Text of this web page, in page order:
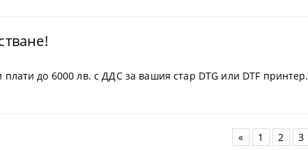
плати до 6000 лв. с ДДС за вашия стар DTG или DTF принтер.
« 1 2 3